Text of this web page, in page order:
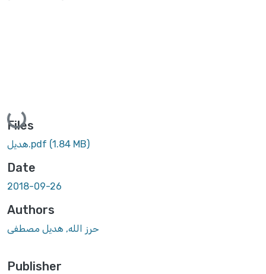
Loading...
Files
هديل.pdf (1.84 MB)
Date
2018-09-26
Authors
حرز الله, هديل مصطفى
Publisher